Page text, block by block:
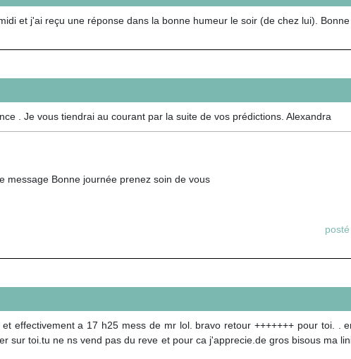
et j'ai reçu une réponse dans la bonne humeur le soir (de chez lui).
. Je vous tiendrai au courant par la suite de vos prédictions. Alexandra
message Bonne journée prenez soin de vous
effectivement a 17 h25 mess de mr lol. bravo retour +++++++ pour toi. .
sur toi.tu ne ns vend pas du reve et pour ca j'apprecie.de gros bisous ma